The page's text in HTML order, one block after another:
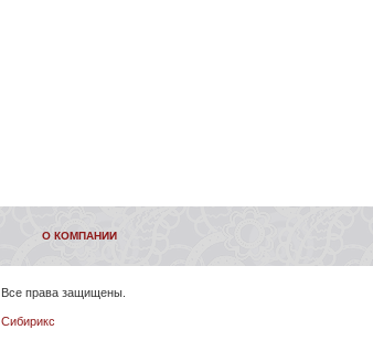
О КОМПАНИИ
. Все права защищены.
Сибирикс